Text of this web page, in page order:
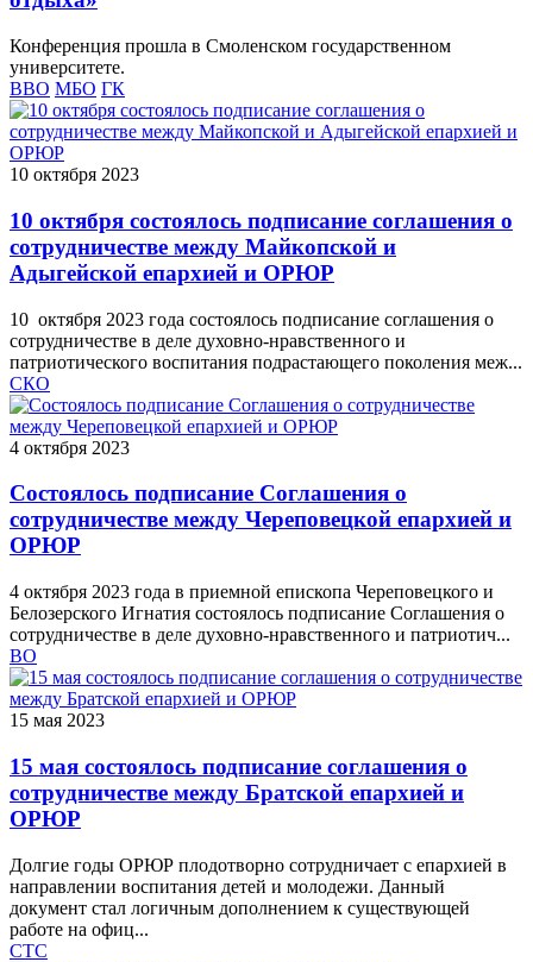
Конференция прошла в Смоленском государственном
университете.
ВВО МБО ГК
10 октября 2023
10 октября состоялось подписание соглашения о
сотрудничестве между Майкопской и
Адыгейской епархией и ОРЮР
10 октября 2023 года состоялось подписание соглашения о
сотрудничестве в деле духовно-нравственного и
патриотического воспитания подрастающего поколения меж...
СКО
4 октября 2023
Состоялось подписание Соглашения о
сотрудничестве между Череповецкой епархией и
ОРЮР
4 октября 2023 года в приемной епископа Череповецкого и
Белозерского Игнатия состоялось подписание Соглашения о
сотрудничестве в деле духовно-нравственного и патриотич...
ВО
15 мая 2023
15 мая состоялось подписание соглашения о
сотрудничестве между Братской епархией и
ОРЮР
Долгие годы ОРЮР плодотворно сотрудничает с епархией в
направлении воспитания детей и молодежи. Данный
документ стал логичным дополнением к существующей
работе на офиц...
СТС